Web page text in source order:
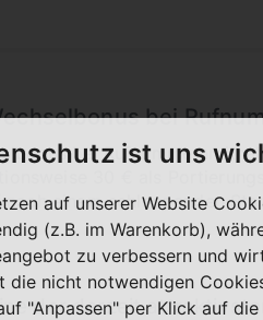
bei
bei
30 € als
nach einem schleppenden
der derzeit
ist uns
auf unserer Website
(z.B. im Warenkorb),
zu verbessern und
die nicht notwendigen
"Anpassen" per Klick auf